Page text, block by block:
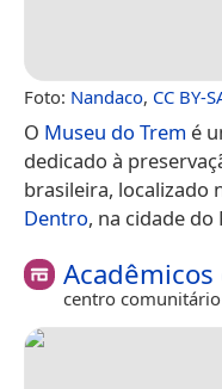
Foto: Nandaco, CC BY-
O Museu do Trem é
dedicado à
brasileira, localizado
Dentro, na cidade do
centro comunitário